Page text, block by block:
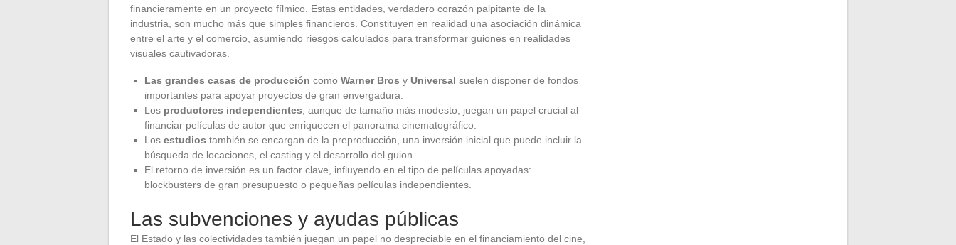
financieramente en un proyecto fílmico. Estas entidades, verdadero corazón palpitante de la
industria, son mucho más que simples financieros. Constituyen en realidad una asociación dinámica
entre el arte y el comercio, asumiendo riesgos calculados para transformar guiones en realidades
visuales cautivadoras.
Las grandes casas de producción como Warner Bros y Universal suelen disponer de fondos
importantes para apoyar proyectos de gran envergadura.
Los productores independientes , aunque de tamaño más modesto, juegan un papel crucial al
financiar películas de autor que enriquecen el panorama cinematográfico.
Los estudios también se encargan de la preproducción, una inversión inicial que puede incluir la
búsqueda de locaciones, el casting y el desarrollo del guion.
El retorno de inversión es un factor clave, influyendo en el tipo de películas apoyadas:
blockbusters de gran presupuesto o pequeñas películas independientes.
Las subvenciones y ayudas públicas
El Estado y las colectividades también juegan un papel no despreciable en el financiamiento del cine,